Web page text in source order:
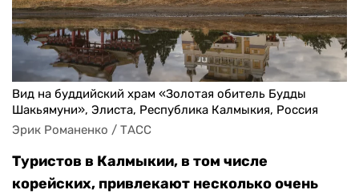
Вид на буддийский храм «Золотая обитель Будды
Шакьямуни», Элиста, Республика Калмыкия, Россия
Эрик Романенко / ТАСС
Туристов в Калмыкии, в том числе
корейских, привлекают несколько очень